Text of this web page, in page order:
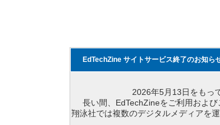
EdTechZine サイトサービス終了のお知ら
2026年5月13日をもっ
長い間、EdTechZineをご利用およ
翔泳社では複数のデジタルメディアを